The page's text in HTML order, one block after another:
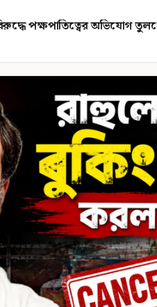
পক্ষপাতিত্বের অভিযোগ